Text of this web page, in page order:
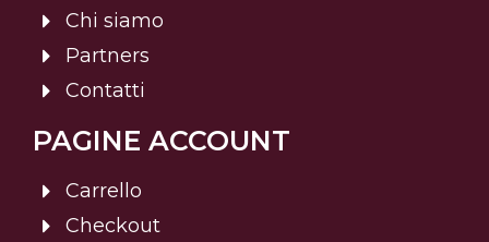
Chi siamo
Partners
Contatti
PAGINE ACCOUNT
Carrello
Checkout